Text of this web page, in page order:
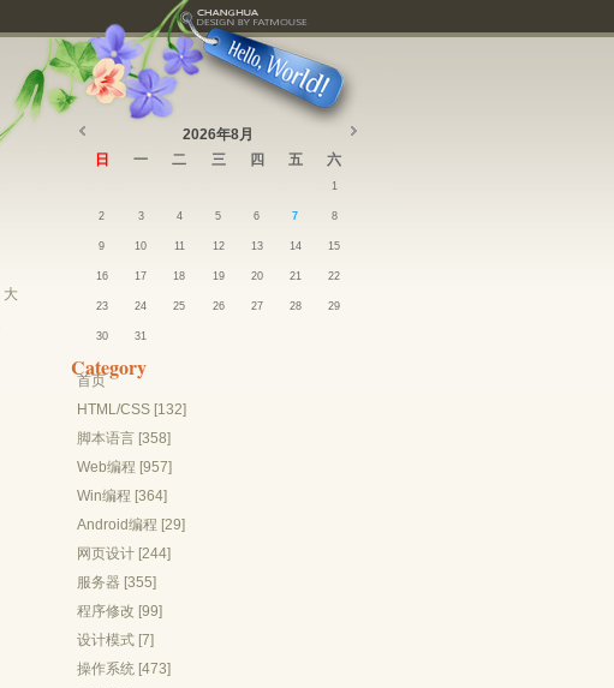
大
2026年8月
日
一 二 三 四 五 六
1
2 3 4 5 6 7 8
9 10 11 12 13 14 15
16 17 18 19 20 21 22
23 24 25 26 27 28 29
30 31
Category
首页
HTML/CSS [132]
脚本语言 [358]
Web编程 [957]
Win编程 [364]
Android编程 [29]
网页设计 [244]
服务器 [355]
程序修改 [99]
设计模式 [7]
操作系统 [473]